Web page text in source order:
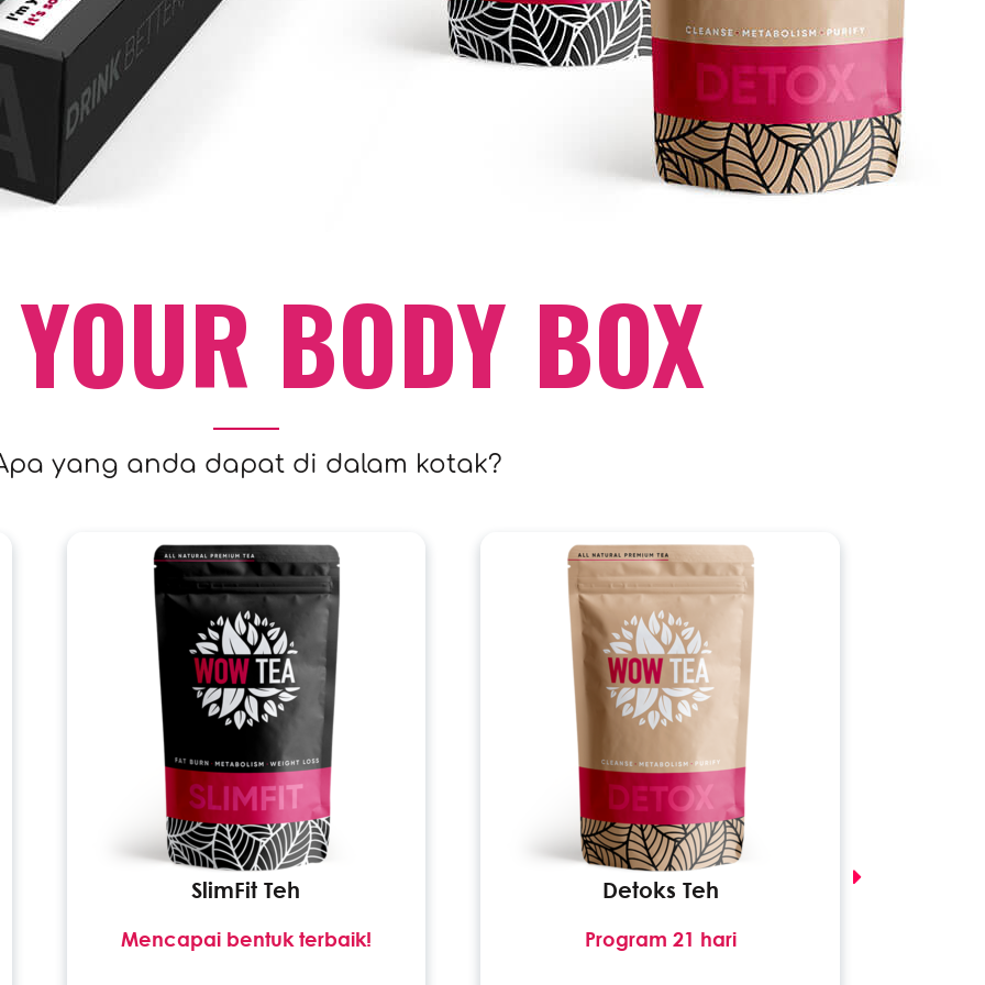
BODY BOX
yang anda dapat di dalam kotak?
SlimFit Teh
Mencapai bentuk terbaik!
Detoks Teh
Program 21 hari